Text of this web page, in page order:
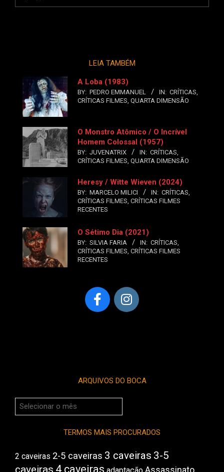
LEIA TAMBÉM
A Loba (1983)
BY: PEDRO EMMANUEL IN: CRÍTICAS,
CRÍTICAS FILMES, QUARTA DIMENSÃO
O Monstro Atômico / O Incrível
Homem Colossal (1957)
BY: JUVENATRIX IN: CRÍTICAS,
CRÍTICAS FILMES, QUARTA DIMENSÃO
Heresy / Witte Wieven (2024)
BY: MARCELO MILICI IN: CRÍTICAS,
CRÍTICAS FILMES, CRÍTICAS FILMES
RECENTES
O Sétimo Dia (2021)
BY: SILVIA FARIA IN: CRÍTICAS,
CRÍTICAS FILMES, CRÍTICAS FILMES
RECENTES
ARQUIVOS DO BOCA
Arquivos
do
TERMOS MAIS PROCURADOS
2 caveiras 2-5 caveiras 3 caveiras 3-5
4 caveiras